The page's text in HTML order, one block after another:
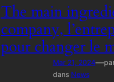
The main
company,
pour changer le
Mar 21, 2024—
dans News